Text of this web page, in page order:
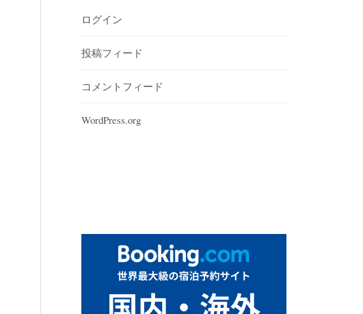
ログイン
投稿フィード
コメントフィード
WordPress.org